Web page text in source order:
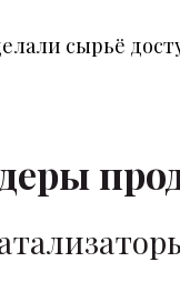
сырьё